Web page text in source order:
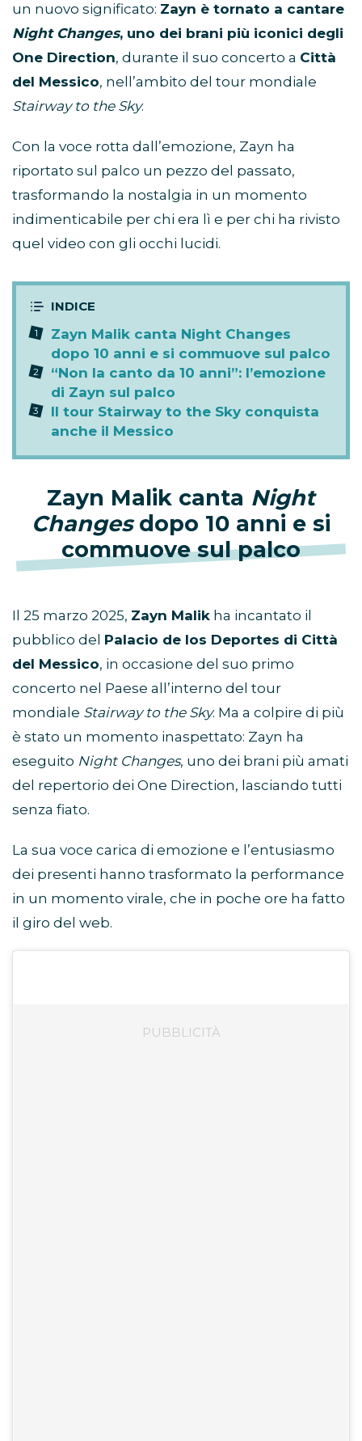
un nuovo significato: Zayn è tornato a cantare
Night Changes, uno dei brani più iconici degli
One Direction, durante il suo concerto a Città
del Messico, nell’ambito del tour mondiale
Stairway to the Sky.
Con la voce rotta dall’emozione, Zayn ha
riportato sul palco un pezzo del passato,
trasformando la nostalgia in un momento
indimenticabile per chi era lì e per chi ha rivisto
quel video con gli occhi lucidi.
Zayn Malik canta Night Changes
dopo 10 anni e si commuove sul palco
“Non la canto da 10 anni”: l’emozione
di Zayn sul palco
Il tour Stairway to the Sky conquista
anche il Messico
Zayn Malik canta Night
Changesdopo 10 anni e si
commuove sul palco
Il 25 marzo 2025, Zayn Malik ha incantato il
pubblico del Palacio de los Deportes di Città
del Messico, in occasione del suo primo
concerto nel Paese all’interno del tour
mondiale Stairway to the Sky. Ma a colpire di più
è stato un momento inaspettato: Zayn ha
eseguito Night Changes, uno dei brani più amati
del repertorio dei One Direction, lasciando tutti
senza fiato.
La sua voce carica di emozione e l’entusiasmo
dei presenti hanno trasformato la performance
in un momento virale, che in poche ore ha fatto
il giro del web.